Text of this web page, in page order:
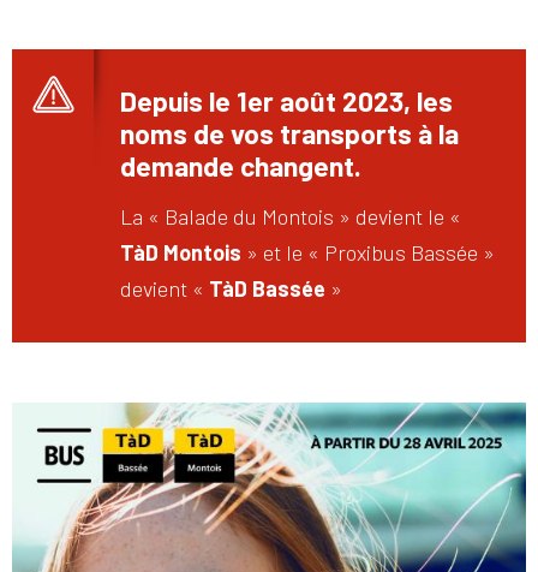
Depuis le 1er août 2023, les
noms de vos transports à la
demande changent.
La « Balade du Montois » devient le «
TàD Montois » et le « Proxibus Bassée »
devient « TàD Bassée »